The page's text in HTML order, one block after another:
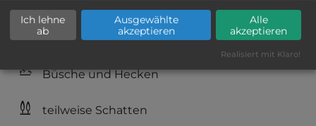
Lärmbelästigung
kiesig, harter Grund
Büsche und Hecken
teilweise Schatten
Ich lehne
ab
Ausgewählte
akzeptieren
Alle
akzeptieren
Realisiert mit Klaro!